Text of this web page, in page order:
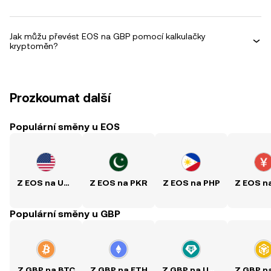
Jak můžu převést EOS na GBP pomocí kalkulačky
kryptoměn?
Prozkoumat další
Populární směny u EOS
Z EOS na USD Z EOS na PKR Z EOS na PHP
Populární směny u GBP